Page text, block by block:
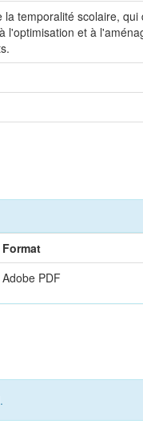
temporalité scolaire,
et à
Format
Adobe PDF